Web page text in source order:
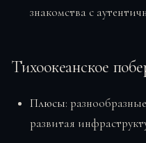
знакомства с
Тихоокеанское
Плюсы:
развитая